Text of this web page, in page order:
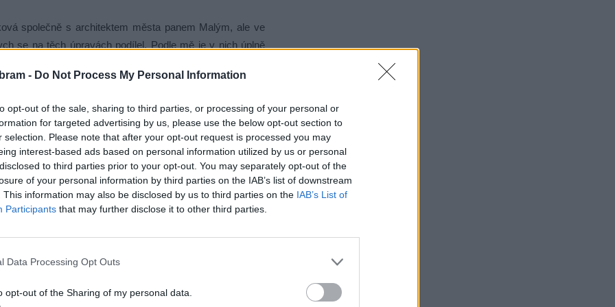
- Do Not Process My Personal Information
opt-out of the sale, sharing to third parties, or processing of your personal or
for targeted advertising by us, please use the below opt-out section to
selection. Please note that after your opt-out request is processed you may
interest-based ads based on personal information utilized by us or personal
to third parties prior to your opt-out. You may separately opt-out of the
of your personal information by third parties on the IAB’s list of downstream
This information may also be disclosed by us to third parties on the IAB’s List of
Participants that may further disclose it to other third parties.
Data Processing Opt Outs
opt-out of the Sharing of my personal data.
společně s architektem města panem Malým, ale ve
se na těch úpravách podílel. Podle mě je v nich úplně
mi, že to plánované rozmístění se připravuje pro
hrát kapely. S tím zkrátka nechci nic mít. Já jsem jim
že tam chci venkovní pódium, to se tam sice
jsou podle mě hodně mimo mísu jako nějaký okýnko
k terase a ne k silnici… To je ekonomicky úplný nesmysl.
mi je ukázali.“
odvezeš, ale víš třeba, co bude dělat Luděk
kde jsem dostavil hotel, takže zvukovou aparaturu
měl jednou za čtrnáct dní jezdit hrát. Takže vlastně co